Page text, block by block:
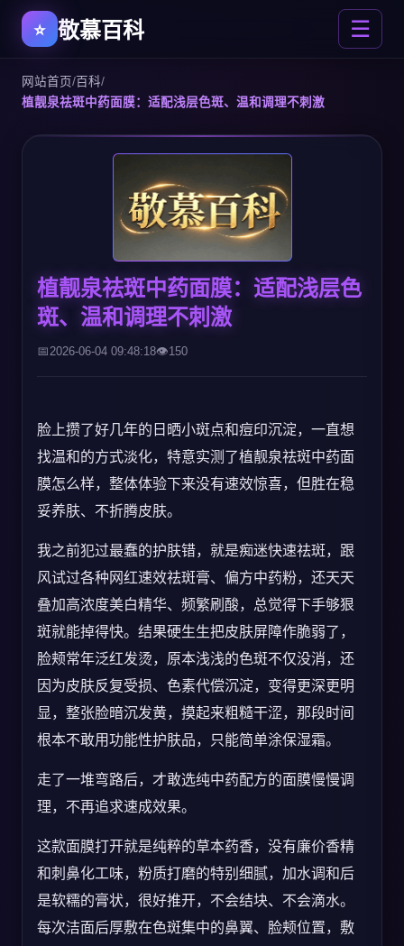
敬慕百科 ☰
网站首页/百科/
植靓泉祛斑中药面膜：适配浅层色斑、温和调理不刺激
植靓泉祛斑中药面膜：适配浅层色
斑、温和调理不刺激
2026-06-04 09:48:18 150
脸上攒了好几年的日晒小斑点和痘印沉淀，一直想
找温和的方式淡化，特意实测了植靓泉祛斑中药面
膜怎么样，整体体验下来没有速效惊喜，但胜在稳
妥养肤、不折腾皮肤。
我之前犯过最蠢的护肤错，就是痴迷快速祛斑，跟
风试过各种网红速效祛斑膏、偏方中药粉，还天天
叠加高浓度美白精华、频繁刷酸，总觉得下手够狠
斑就能掉得快。结果硬生生把皮肤屏障作脆弱了，
脸颊常年泛红发烫，原本浅浅的色斑不仅没消，还
因为皮肤反复受损、色素代偿沉淀，变得更深更明
显，整张脸暗沉发黄，摸起来粗糙干涩，那段时间
根本不敢用功能性护肤品，只能简单涂保湿霜。
走了一堆弯路后，才敢选纯中药配方的面膜慢慢调
理，不再追求速成效果。
这款面膜打开就是纯粹的草本药香，没有廉价香精
和刺鼻化工味，粉质打磨的特别细腻，加水调和后
是软糯的膏状，很好推开，不会结块、不会滴水。
每次洁面后厚敷在色斑集中的鼻翼、脸颊位置，敷